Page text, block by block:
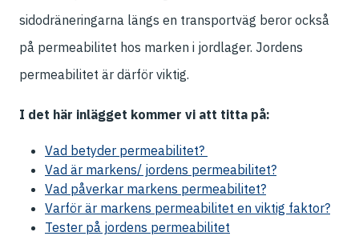
sidodräneringarna längs en transportväg beror också
på permeabilitet hos marken i jordlager. Jordens
permeabilitet är därför viktig.
I det här inlägget kommer vi att titta på:
Vad betyder permeabilitet?
Vad är markens/ jordens permeabilitet?
Vad påverkar markens permeabilitet?
Varför är markens permeabilitet en viktig faktor?
Tester på jordens permeabilitet